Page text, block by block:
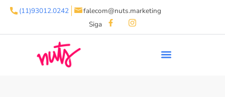
(11)93012.0242
falecom@nuts.marketing
Siga